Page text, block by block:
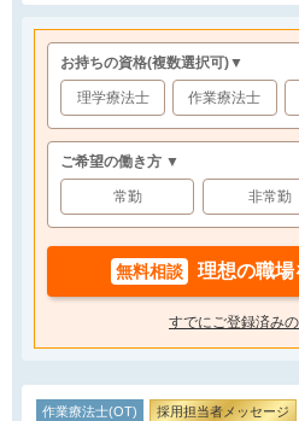
お持ちの資格(複数選択可)▼
理学療法士 作業療法士
ご希望の働き方 ▼
常勤 非常勤
無料相談 理想の職場
すでにご登録済み
作業療法士(OT) 採用担当者メッセージ